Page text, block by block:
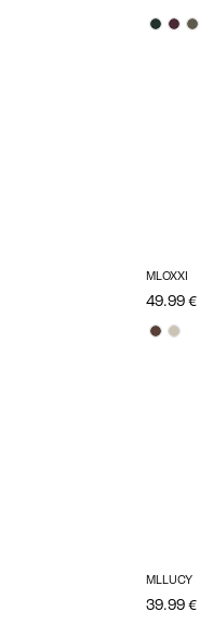
MLOXXI
49.99 €
MLLUCY
39.99 €